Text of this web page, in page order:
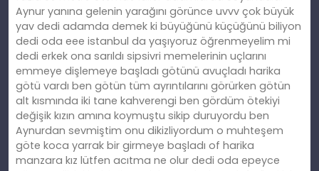
Aynur yanına gelenin yarağını görünce uvvv çok büyük
yav dedi adamda demek ki büyüğünü küçüğünü biliyon
dedi oda eee istanbul da yaşıyoruz öğrenmeyelim mi
dedi erkek ona sarıldı sipsivri memelerinin uçlarını
emmeye dişlemeye başladı götünü avuçladı harika
götü vardı ben götün tüm ayrıntılarını görürken götün
alt kısmında iki tane kahverengi ben gördüm ötekiyi
değişik kızın amına koymuştu sikip duruyordu ben
Aynurdan sevmiştim onu dikizliyordum o muhteşem
göte koca yarrak bir girmeye başladı of harika
manzara kız lütfen acıtma ne olur dedi oda epeyce